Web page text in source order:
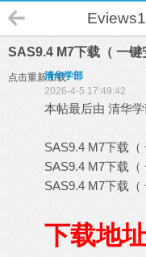
SAS9.4 M7下载（ 一键
点击重新加载
清华学部
2026-4-5 17:49:42
本帖最后由 清华
SAS9.4 M7下载（
SAS9.4 M7下载（
SAS9.4 M7下载（
下载地址